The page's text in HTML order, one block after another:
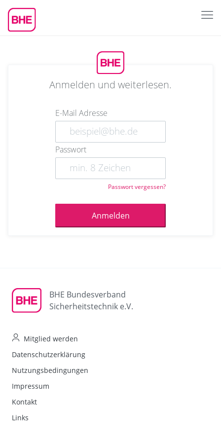
Anmelden und weiterlesen.
E-Mail Adresse
Passwort
Passwort vergessen?
Anmelden
BHE Bundesverband
Sicherheitstechnik e.V.
Mitglied werden
Datenschutzerklärung
Nutzungsbedingungen
Impressum
Kontakt
Links